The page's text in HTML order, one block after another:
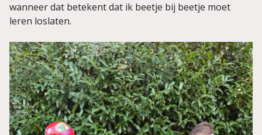
wanneer dat betekent dat ik beetje bij beetje moet
leren loslaten.